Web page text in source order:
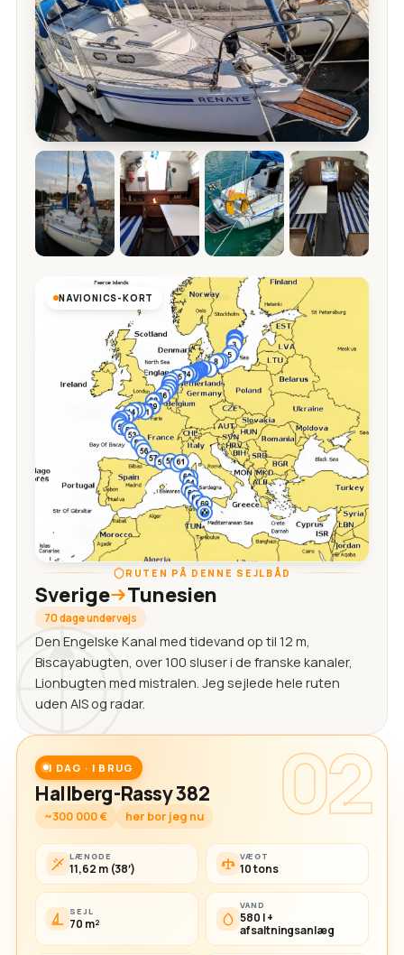
NAVIONICS-KORT
RUTEN PÅ DENNE SEJLBÅD
Sverige Tunesien
70 dage undervejs
Den Engelske Kanal med tidevand op til 12 m,
Biscayabugten, over 100 sluser i de franske kanaler,
Lionbugten med mistralen. Jeg sejlede hele ruten
uden AIS og radar.
02
I DAG · I BRUG
Hallberg-Rassy 382
~300 000 € her bor jeg nu
LÆNGDE
11,62 m (38′)
VÆGT
10 tons
SEJL
70 m²
VAND
580 l +
afsaltningsanlæg